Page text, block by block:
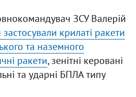
ЗСУ Валерій
застосували крилаті ракети
та наземного
ракети, зенітні керовані
та ударні БПЛА типу